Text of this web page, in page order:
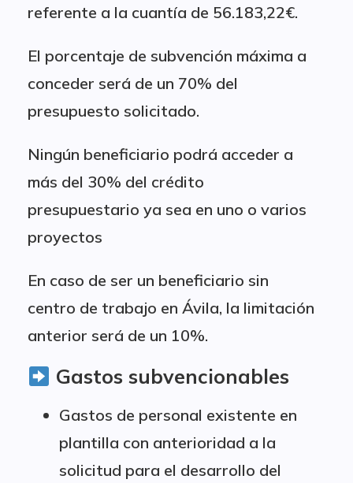
referente a la cuantía de 56.183,22€.
El porcentaje de subvención máxima a
conceder será de un 70% del
presupuesto solicitado.
Ningún beneficiario podrá acceder a
más del 30% del crédito
presupuestario ya sea en uno o varios
proyectos
En caso de ser un beneficiario sin
centro de trabajo en Ávila, la limitación
anterior será de un 10%.
Gastos subvencionables
Gastos de personal existente en
plantilla con anterioridad a la
solicitud para el desarrollo del